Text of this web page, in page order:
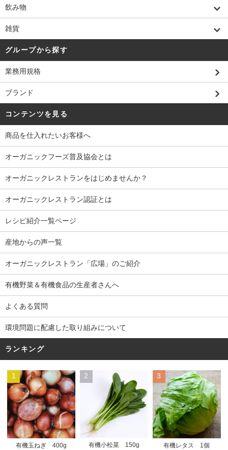
飲み物
雑貨
グループから探す
業務用規格
ブランド
コンテンツを見る
商品を仕入れたいお客様へ
オーガニックフーズ普及協会とは
オーガニックレストランをはじめませんか？
オーガニックレストラン認証とは
レシピ紹介一覧ページ
産地からの声一覧
オーガニックレストラン「広場」のご紹介
有機野菜＆有機食品の生産者さんへ
よくある質問
環境問題に配慮した取り組みについて
ランキング
1
有機玉ねぎ 400g
2
有機小松菜 150g
3
有機レタス 1個